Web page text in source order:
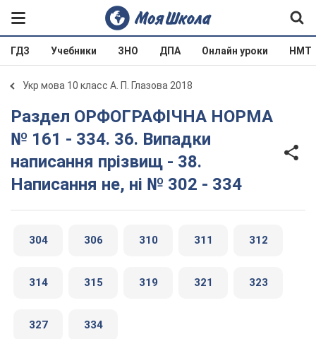
ГДЗ Учебники ЗНО ДПА Онлайн уроки НМТ
Укр мова 10 класс А. П. Глазова 2018
Раздел ОРФОГРАФІЧНА НОРМА
№ 161 - 334. 36. Випадки
написання прізвищ - 38.
Написання не, ні № 302 - 334
304 306 310 311 312
314 315 319 321 323
327 334